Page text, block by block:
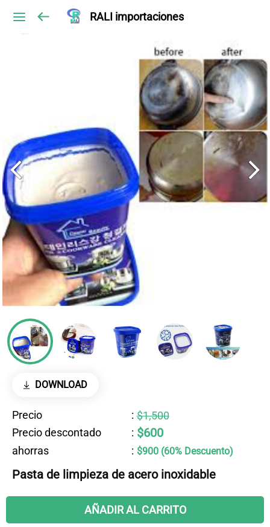
RALI importaciones
DOWNLOAD
Precio : $1,500
Precio descontado
: $600
ahorras : $900 (60% Descuento)
Pasta de limpieza de acero inoxidable
AÑADIR AL CARRITO